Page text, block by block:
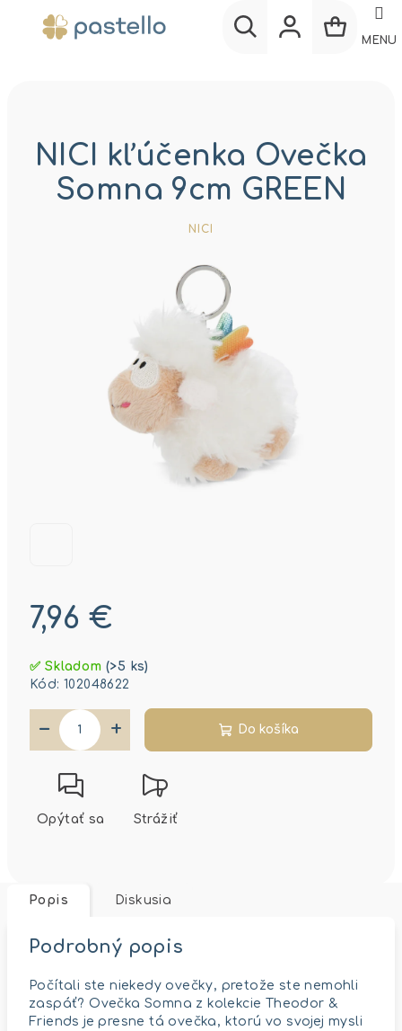
MENU
7,96 €
cena:
✅ Skladom(>5 ks)
Kód: 102048622
+
− Do košíka
Opýtať sa Strážiť
NICI kľúčenka Ovečka
Somna 9cm GREEN
NICI
Popis Diskusia
Podrobný popis
Počítali ste niekedy ovečky, pretože ste nemohli
zaspáť? Ovečka Somna z kolekcie Theodor &
Friends je presne tá ovečka, ktorú vo svojej mysli